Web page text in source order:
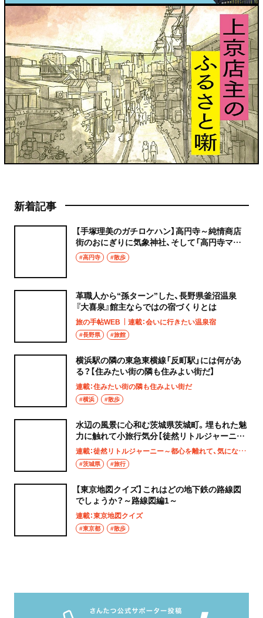
新着記事
【手塚理美のガチロケハン】高円寺～純情商店
街のおにぎりに気象神社、そして「高円寺マシ
タ」へ！
#高円寺 #散歩
革職人から“孫ターン”した、長野県釜沼温泉
『大喜泉』館主ならではの宿づくりとは
旅の手帖WEB 連載：会いに行きたい温泉宿
#長野県 #旅館
横浜駅の隣の東急東横線「反町駅」には何があ
る？【住みたい街の隣も住みよい街だ】
連載：住みたい街の隣も住みよい街だ
#横浜 #散歩
水辺の風景に心和む茨城県茨城町。埋もれた魅
力に触れて小旅行気分【徒然リトルジャーニ
ー】
連載：徒然リトルジャーニー～都心を離れて、気になる土地へ
#茨城県 #旅行
【東京地図クイズ】これはどの地下鉄の路線図
でしょうか？～路線図編1～
連載：東京地図クイズ
#東京都 #散歩